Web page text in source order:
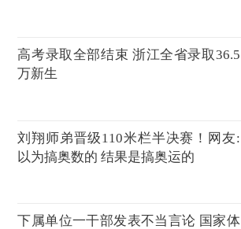
高考录取全部结束 浙江全省录取36.5
万新生
刘翔师弟晋级110米栏半决赛！网友:
以为搞奥数的 结果是搞奥运的
下属单位一干部发表不当言论 国家体